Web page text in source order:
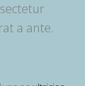
a ante.